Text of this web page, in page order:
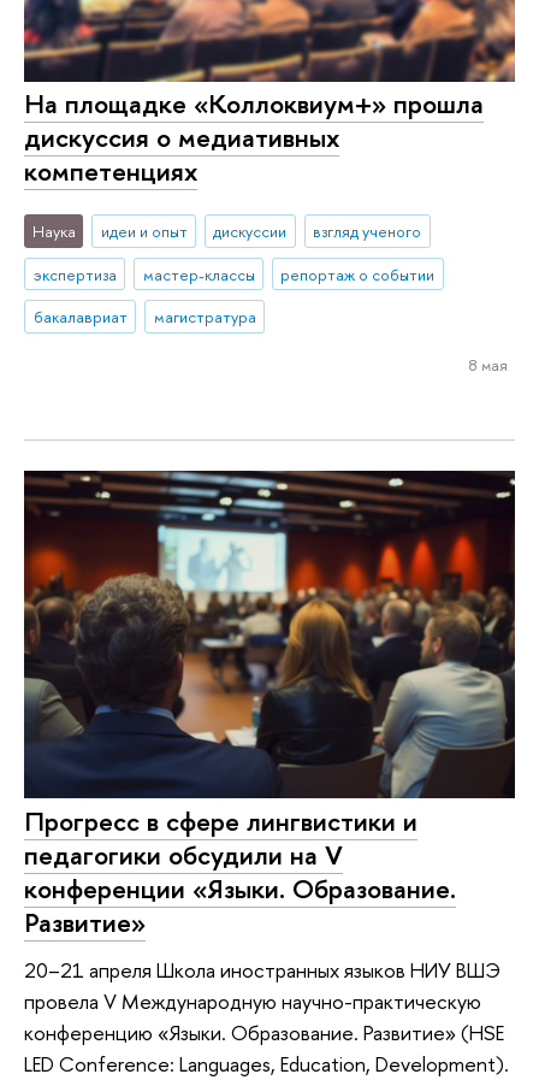
На площадке «Коллоквиум+» прошла
дискуссия о медиативных
компетенциях
Наука идеи и опыт дискуссии
взгляд ученого
экспертиза
мастер-классы
репортаж о событии
бакалавриат
магистратура
8 мая
Прогресс в сфере лингвистики и
педагогики обсудили на V
конференции «Языки. Образование.
Развитие»
20–21 апреля Школа иностранных языков НИУ ВШЭ
провела V Международную научно-практическую
конференцию «Языки. Образование. Развитие» (HSE
LED Conference: Languages, Education, Development).